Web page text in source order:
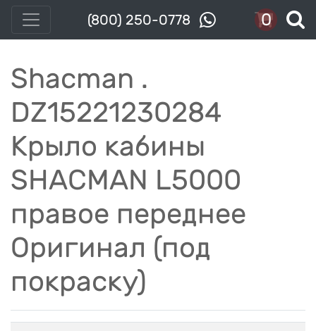
(800) 250-0778 0
Shacman .
DZ15221230284
Крыло кабины
SHACMAN L5000
правое переднее
Оригинал (под
покраску)